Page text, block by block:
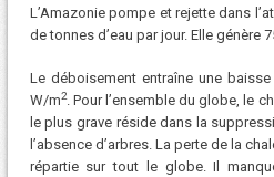
L’Amazonie pompe et rejette dans
de tonnes d’eau par jour. Elle génère
Le déboisement entraîne une
W/m2. Pour l’ensemble du globe, le
le plus grave réside dans la
l’absence d’arbres. La perte de la
répartie sur tout le globe. Il